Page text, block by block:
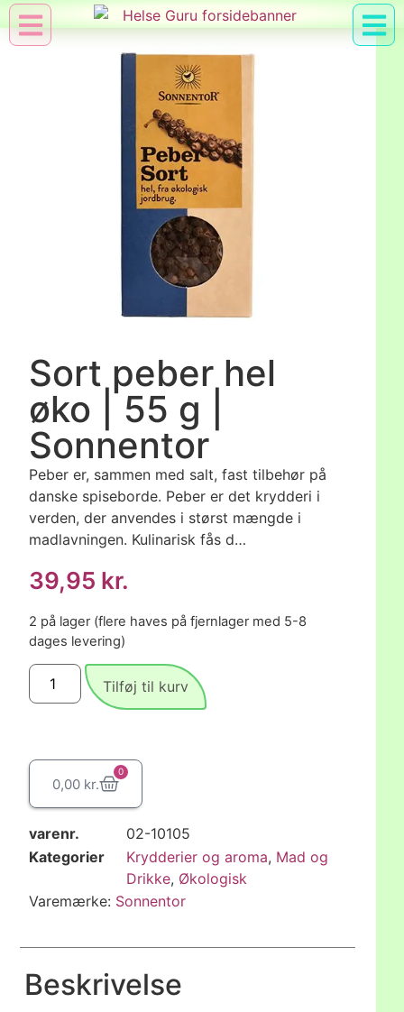
Sort peber hel
øko | 55 g |
Sonnentor
Peber er, sammen med salt, fast tilbehør på
danske spiseborde. Peber er det krydderi i
verden, der anvendes i størst mængde i
madlavningen. Kulinarisk fås d…
39,95 kr.
2 på lager (flere haves på fjernlager med 5-8
dages levering)
Tilføj til kurv
0,00 kr.
0
varenr.
02-10105
Kategorier
Krydderier og aroma, Mad og
Drikke, Økologisk
Varemærke: Sonnentor
Beskrivelse